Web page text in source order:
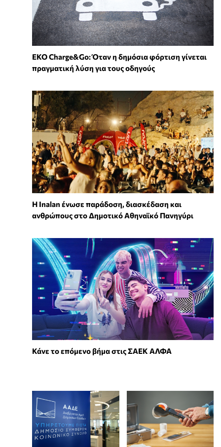
EKO Charge&Go: Όταν η δημόσια φόρτιση γίνεται
πραγματική λύση για τους οδηγούς
Η Inalan ένωσε παράδοση, διασκέδαση και
ανθρώπους στο Δημοτικό Αθηναϊκό Πανηγύρι
Κάνε το επόμενο βήμα στις ΣΑΕΚ ΑΛΦΑ